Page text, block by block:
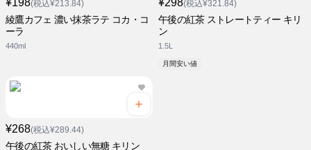
¥198(税込¥213.84)
綾鷹カフェ 濃い抹茶ラテ コカ・コ
ーラ
440ml
¥298(税込¥321.84)
午後の紅茶 ストレートティー キリ
ン
1.5L
月間安い値
¥268(税込¥289.44)
午後の紅茶 おいしい無糖 キリン